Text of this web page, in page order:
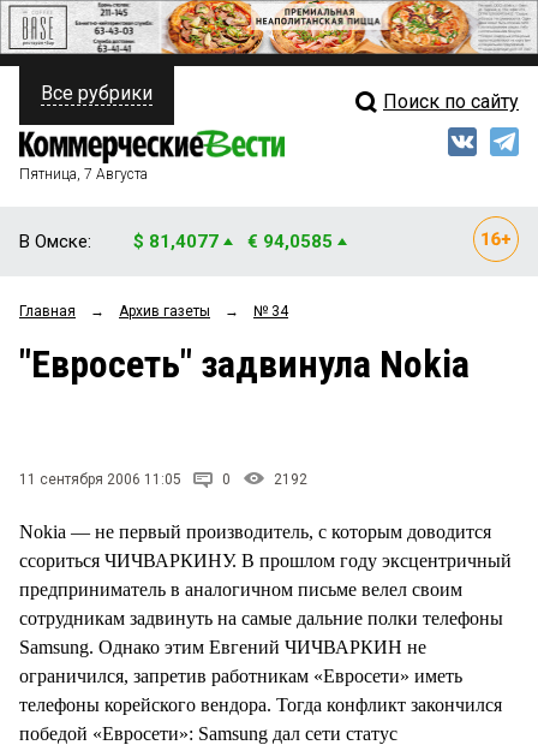
ПОЛИТИКА
ФИНАНСЫ
ОБЩЕСТВО
ЗАКОН
ПРОИСШЕСТВИЯ
СТИЛЬ ЖИЗНИ
Свежий выпуск
Рейтинги
Все рубрики Поиск по сайту
Пятница, 7 Августа
В Омске: $ 81,4077 € 94,0585
Главная → Архив газеты → № 34
"Евросеть" задвинула Nokia
11 сентября 2006 11:05 0 2192
Nokia — не первый производитель, с которым доводится
ссориться ЧИЧВАРКИНУ. В прошлом году эксцентричный
предприниматель в аналогичном письме велел своим
сотрудникам задвинуть на самые дальние полки телефоны
Samsung. Однако этим Евгений ЧИЧВАРКИН не
ограничился, запретив работникам «Евросети» иметь
телефоны корейского вендора. Тогда конфликт закончился
победой «Евросети»: Samsung дал сети статус